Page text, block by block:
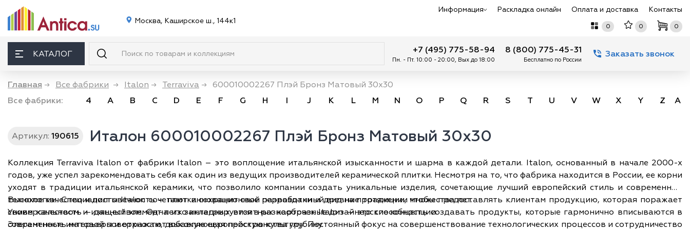
Москва, Каширское ш., 144к1
Информация Раскладка онлайн Оплата и доставка Контакты
0 0 0
КАТАЛОГ +7 (495) 775-58-94
Пн. - Пт. 10:00 - 20:00, Вых до 18:00
8 (800) 775-45-31
Бесплатно по России
Заказать звонок
Главная → Все фабрики → Italon → Terraviva →
600010002267 Плэй Бронз Матовый 30х30
Все фабрики:
4 A B C D E F G H I J K L M N O P Q R S T U V W X Y Z А -
Артикул: 190615 Италон 600010002267 Плэй Бронз Матовый 30х30
Коллекция Terraviva Italon от фабрики Italon – это воплощение итальянской изысканности и шарма в каждой детали. Italon, основанный в начале 2000-х
годов, уже успел зарекомендовать себя как один из ведущих производителей керамической плитки. Несмотря на то, что фабрика находится в России, ее корни
уходят в традиции итальянской керамики, что позволило компании создать уникальные изделия, сочетающие лучший европейский стиль и современные
технологии. Специалисты Italon сочетают инновационные разработки и древние традиции, чтобы предоставлять клиентам продукцию, которая поражает
своим качеством и изяществом. Одна из закладных визитных карточек Italon — это способность создавать продукты, которые гармонично вписываются в
современные интерьеры и отражают высокую европейскую культуру. Постоянный фокус на совершенствование технологических процессов и сотрудничество
Высокое качество и долговечность — плитка сохранит свой первозданный вид на протяжении множества лет.
Универсальность — данный элемент легко интегрируется в разнообразные дизайнерские концепции.
Элегантность матовой поверхности, добавляющая пространства глубину.